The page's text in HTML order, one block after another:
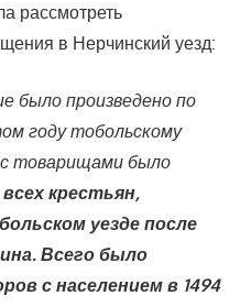
рассмотреть
в Нерчинский уезд:
было произведено по
году тобольскому
с товарищами было
крестьян,
уезде после
Всего было
с населением в 1494